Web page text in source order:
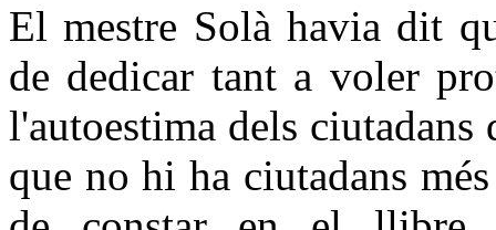
El mestre Solà havia dit
de dedicar tant a voler
l'autoestima dels ciutadans
que no hi ha ciutadans